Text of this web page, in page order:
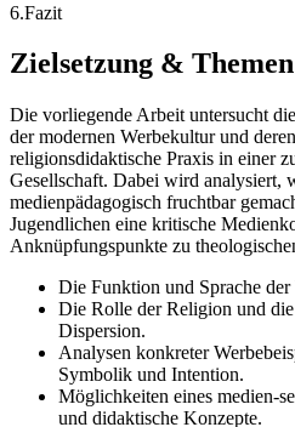
6.Fazit
Zielsetzung &
Die vorliegende Arbeit untersucht
der modernen Werbekultur und
religionsdidaktische Praxis in einer
Gesellschaft. Dabei wird analysiert,
medienpädagogisch fruchtbar
Jugendlichen eine kritische
Anknüpfungspunkte zu
Die Funktion und Sprache
Die Rolle der Religion und
Dispersion.
Analysen konkreter
Symbolik und Intention.
Möglichkeiten eines medien-
und didaktische Konzepte.